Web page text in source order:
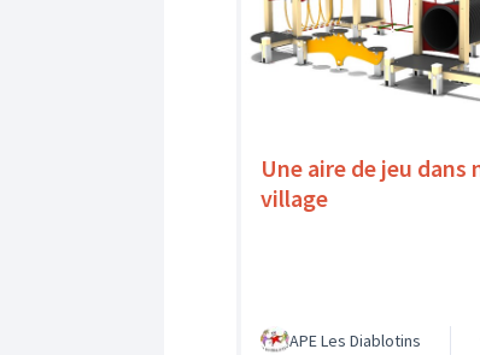
Une aire de jeu dans
village
APE Les Diablotins